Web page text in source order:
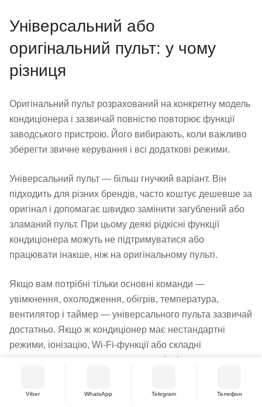
Універсальний або
оригінальний пульт: у чому
різниця
Оригінальний пульт розрахований на конкретну модель
кондиціонера і зазвичай повністю повторює функції
заводського пристрою. Його вибирають, коли важливо
зберегти звичне керування і всі додаткові режими.
Універсальний пульт — більш гнучкий варіант. Він
підходить для різних брендів, часто коштує дешевше за
оригінал і допомагає швидко замінити загублений або
зламаний пульт. При цьому деякі рідкісні функції
кондиціонера можуть не підтримуватися або
працювати інакше, ніж на оригінальному пульті.
Якщо вам потрібні тільки основні команди —
увімкнення, охолодження, обігрів, температура,
вентилятор і таймер — універсального пульта зазвичай
достатньо. Якщо ж кондиціонер має нестандартні
режими, іонізацію, Wi-Fi-функції або складні
налаштування, краще уточнити сумісність перед
Viber WhatsApp Telegram Телефон